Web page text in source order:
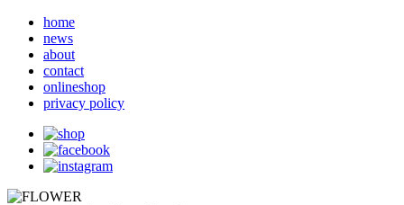
home
news
about
contact
onlineshop
privacy policy